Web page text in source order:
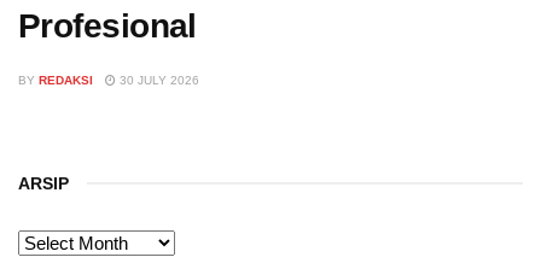
Profesional
BY REDAKSI 30 JULY 2026
ARSIP
ARSIP